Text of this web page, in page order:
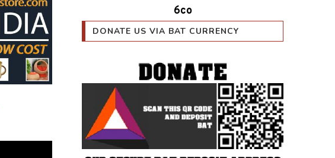
6co
DONATE US VIA BAT CURRENCY